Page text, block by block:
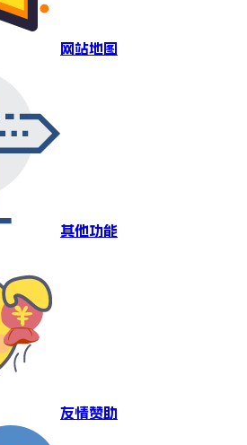
网站地图
其他功能
友情赞助